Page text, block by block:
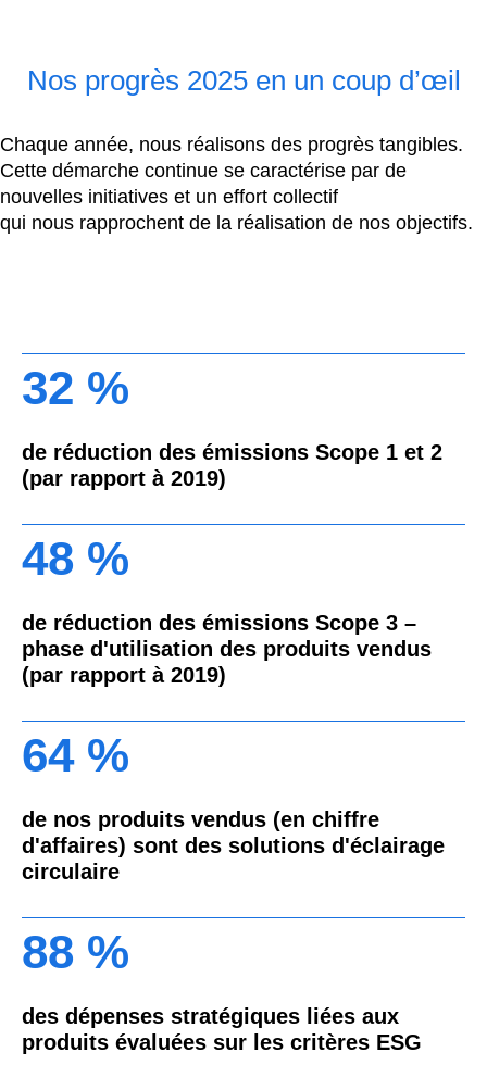
Nos progrès 2025 en un coup d’œil
Chaque année, nous réalisons des progrès tangibles.
Cette démarche continue se caractérise par de
nouvelles initiatives et un effort collectif
qui nous rapprochent de la réalisation de nos objectifs.
32 %
de réduction des émissions Scope 1 et 2
(par rapport à 2019)
48 %
de réduction des émissions Scope 3 –
phase d'utilisation des produits vendus
(par rapport à 2019)
64 %
de nos produits vendus (en chiffre
d'affaires) sont des solutions d'éclairage
circulaire
88 %
des dépenses stratégiques liées aux
produits évaluées sur les critères ESG